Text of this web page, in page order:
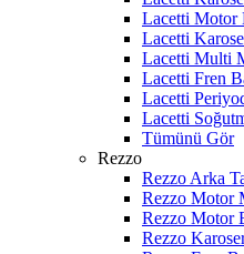
Lacetti Motor
Lacetti
Lacetti Multi
Lacetti Fren
Lacetti
Lacetti
Tümünü Gör
Rezzo
Rezzo Arka
Rezzo Motor
Rezzo Motor
Rezzo